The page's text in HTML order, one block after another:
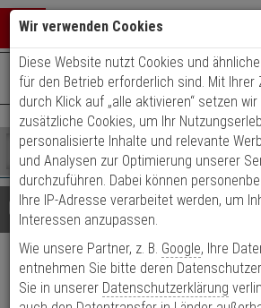
Warenkorb schließen
0 ARTIKEL IM
Ihr Warenkorb
Ergebnisse ()
Shop
durchsuchen
Bitte
geben
Sie
mindestens
Zeichen
ein,
um
Es
wurde
noch
Kategorien
Suche
gestartet
+49 (0)821 899 493-0Mo. - Do.: 8:00 - 16:30
Details Beratung
iLOQ Zeitmodul für
Wir verwenden Cookies
Diese Website nutzt Cookies und
für den Betrieb erforderlich sind. Mit Ihrer
durch Klick auf „alle aktivieren“ setzen
zusätzliche Cookies, um Ihr
personalisierte Inhalte und relevante
und Analysen zur Optimierung unserer
durchzuführen. Dabei können
Ihre IP-Adresse verarbeitet werden, um
Interessen anzupassen.
Wie unsere Partner, z. B. Google, Ihre
entnehmen Sie bitte deren
Sie in unserer Datenschutzerklärung